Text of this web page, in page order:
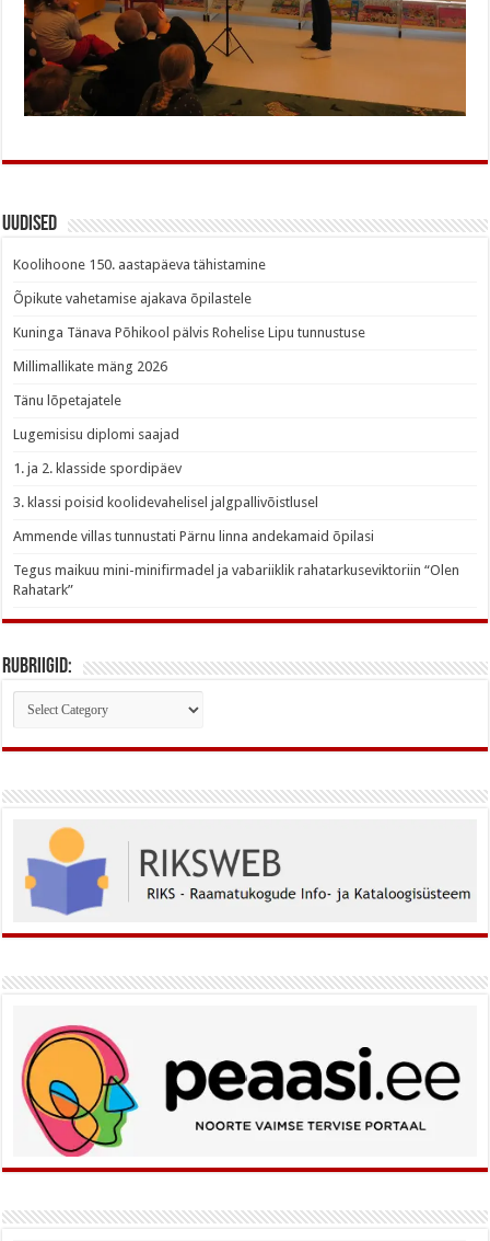
Uudised
Koolihoone 150. aastapäeva tähistamine
Õpikute vahetamise ajakava õpilastele
Kuninga Tänava Põhikool pälvis Rohelise Lipu tunnustuse
Millimallikate mäng 2026
Tänu lõpetajatele
Lugemisisu diplomi saajad
1. ja 2. klasside spordipäev
3. klassi poisid koolidevahelisel jalgpallivõistlusel
Ammende villas tunnustati Pärnu linna andekamaid õpilasi
Tegus maikuu mini-minifirmadel ja vabariiklik rahatarkuseviktoriin “Olen
Rahatark”
Rubriigid:
Rubriigid: